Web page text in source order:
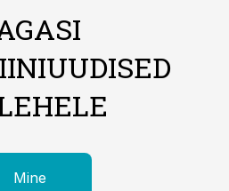
Mine